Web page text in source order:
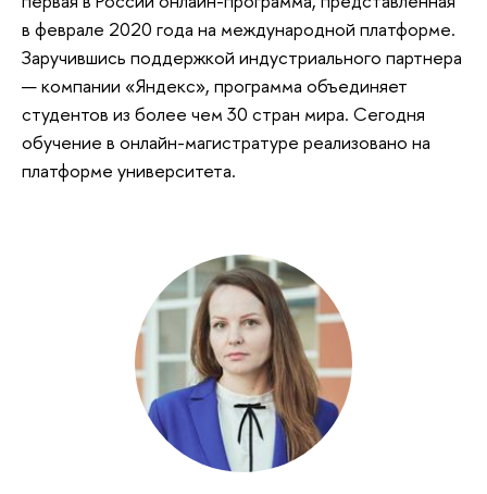
в феврале 2020 года на международной платформе.
Заручившись поддержкой индустриального партнера
— компании «Яндекс», программа объединяет
студентов из более чем 30 стран мира. Сегодня
обучение в онлайн-магистратуре реализовано на
платформе университета.